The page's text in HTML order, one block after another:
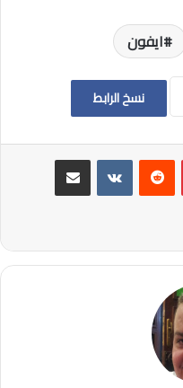
ايفون
نسخ الرابط
بينتيريست
مشاركة عبر البريد